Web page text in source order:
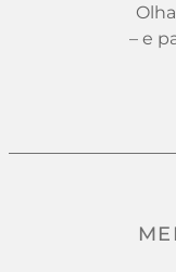
– e